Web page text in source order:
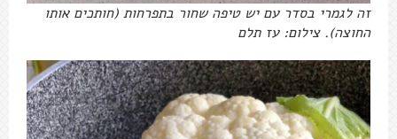
זה לגמרי בסדר עם יש טיפה שחור בתפרחות (חותכים אותו
החוצה). צילום: עז תלם